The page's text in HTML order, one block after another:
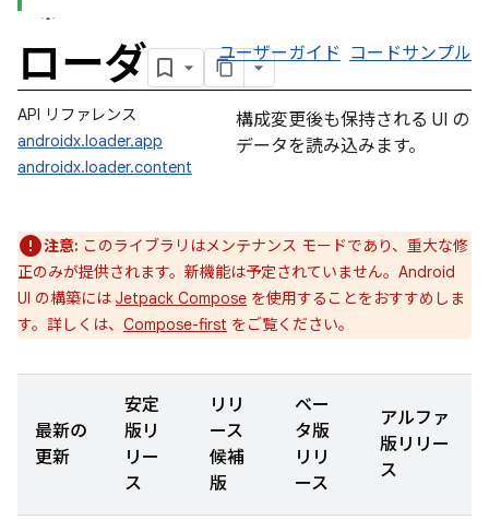
ローダ ユーザーガイド コードサンプル
API リファレンス
androidx.loader.app
androidx.loader.content
構成変更後も保持される UI の
データを読み込みます。
注意: このライブラリはメンテナンス モードであり、重大な修
正のみが提供されます。新機能は予定されていません。Android
UI の構築には Jetpack Compose を使用することをおすすめしま
す。詳しくは、 Compose-first をご覧ください。
最新の
更新
安定
版リ
リー
ス
リリ
ース
候補
版
ベー
タ版
リリ
ース
アルファ
版リリー
ス